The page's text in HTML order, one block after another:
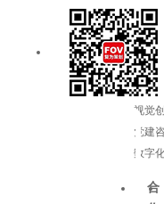
服务
品牌
企业
增长
视觉
党建
数字
合